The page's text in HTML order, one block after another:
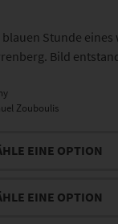
Stunde eines
Bild
Zouboulis